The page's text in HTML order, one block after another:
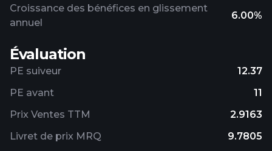
Croissance des bénéfices en glissement
annuel
6.00%
Évaluation
PE suiveur
12.37
PE avant
11
Prix ​​Ventes TTM
2.9163
Livret de prix MRQ
9.7805